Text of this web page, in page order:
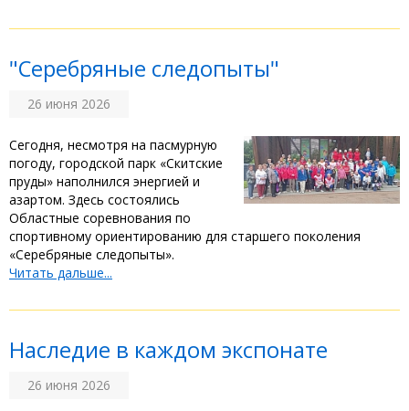
"Серебряные следопыты"
26 июня 2026
Сегодня, несмотря на пасмурную
погоду, городской парк «Скитские
пруды» наполнился энергией и
азартом. Здесь состоялись
Областные соревнования по
спортивному ориентированию для старшего поколения
«Серебряные следопыты». ‎
Читать дальше...
Наследие в каждом экспонате
26 июня 2026